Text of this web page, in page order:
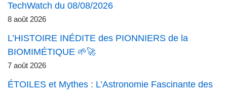
TechWatch du 08/08/2026
8 août 2026
L’HISTOIRE INÉDITE des PIONNIERS de la
BIOMIMÉTIQUE 🌱🚀
7 août 2026
ÉTOILES et Mythes : L’Astronomie Fascinante des